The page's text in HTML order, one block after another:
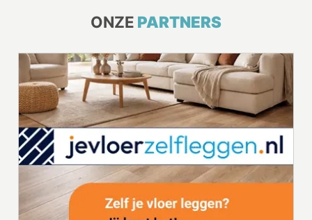
ONZE PARTNERS